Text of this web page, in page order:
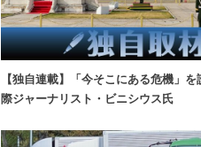
【独自連載】「今そこにある危機」
際ジャーナリスト・ビニシウス氏